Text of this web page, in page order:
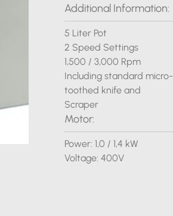
Additional Information:
5 Liter Pot
2 Speed Settings
1,500 / 3,000 Rpm
Including standard micro-
toothed knife and
Scraper
Motor:
Power: 1,0 / 1,4 kW
Voltage: 400V